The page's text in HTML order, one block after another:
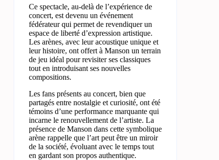
Ce spectacle, au-delà de l’expérience de
concert, est devenu un événement
fédérateur qui permet de revendiquer un
espace de liberté d’expression artistique.
Les arènes, avec leur acoustique unique et
leur histoire, ont offert à Manson un terrain
de jeu idéal pour revisiter ses classiques
tout en introduisant ses nouvelles
compositions.
Les fans présents au concert, bien que
partagés entre nostalgie et curiosité, ont été
témoins d’une performance marquante qui
incarne le renouvellement de l’artiste. La
présence de Manson dans cette symbolique
arène rappelle que l’art peut être un miroir
de la société, évoluant avec le temps tout
en gardant son propos authentique.